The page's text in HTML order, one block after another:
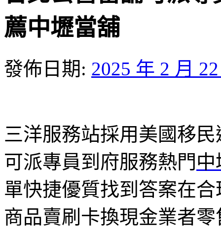
薦中壢當舖
發佈日期: 2025 年 2 月
三洋服務站採用美國移
可派專員到府服務熱門 中
單快捷優質找到答案在
商品賣刷卡換現金業者